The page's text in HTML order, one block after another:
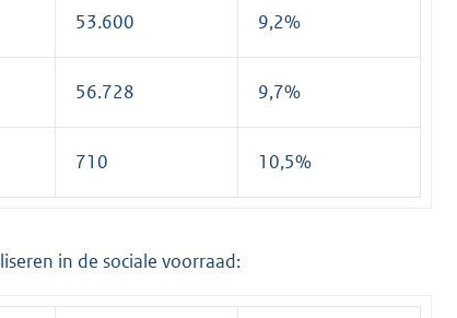
53.600 9,2%
56.728 9,7%
710 10,5%
in de sociale voorraad: